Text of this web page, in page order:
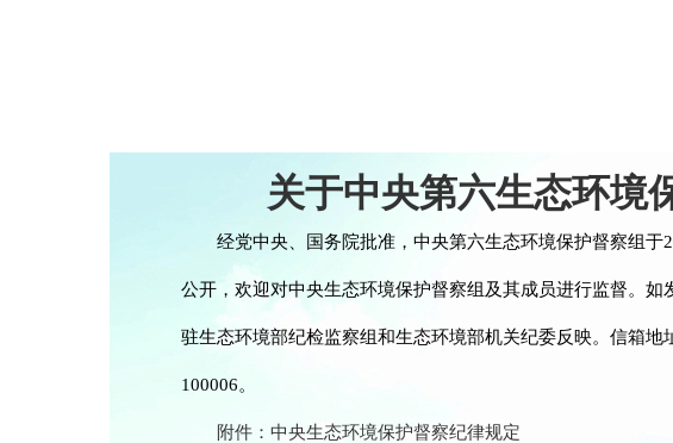
关于中央第六生态环境
经党中央、国务院批准，中央第六生态环境保护督察组于
公开，欢迎对中央生态环境保护督察组及其成员进行监督。
驻生态环境部纪检监察组和生态环境部机关纪委反映。信箱
100006。
附件：中央生态环境保护督察纪律规定